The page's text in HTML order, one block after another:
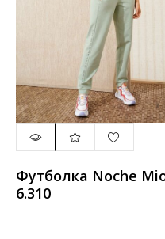
Футболка Noche
6.310